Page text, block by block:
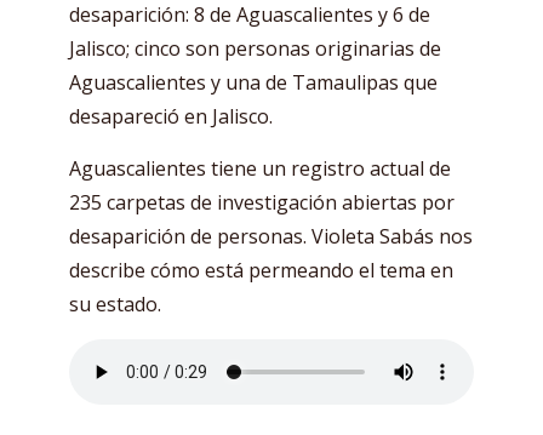
desaparición: 8 de Aguascalientes y 6 de
Jalisco; cinco son personas originarias de
Aguascalientes y una de Tamaulipas que
desapareció en Jalisco.
Aguascalientes tiene un registro actual de
235 carpetas de investigación abiertas por
desaparición de personas. Violeta Sabás nos
describe cómo está permeando el tema en
su estado.